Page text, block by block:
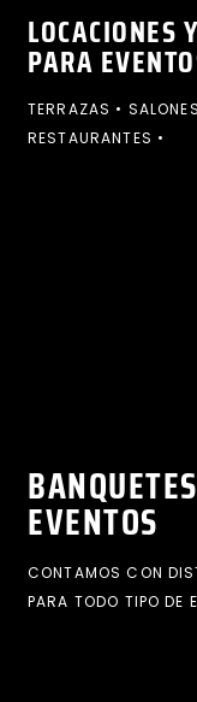
LOCACIONES
PARA
TERRAZAS •
RESTAURANTES •
EVENTOS
CONTAMOS CON
PARA TODO TIPO DE